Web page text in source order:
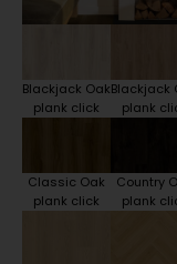
Blackjack Oak
plank click
Blackjack
plank
Classic Oak
plank click
Country
plank